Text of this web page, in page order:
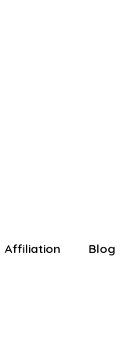
Affiliation Blog